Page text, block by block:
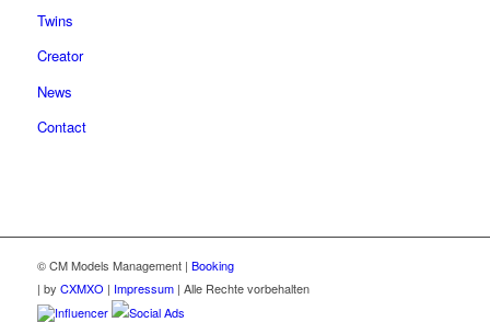
Twins
Creator
News
Contact
© CM Models Management | Booking
| by CXMXO | Impressum| Alle Rechte vorbehalten
Influencer
Social Ads